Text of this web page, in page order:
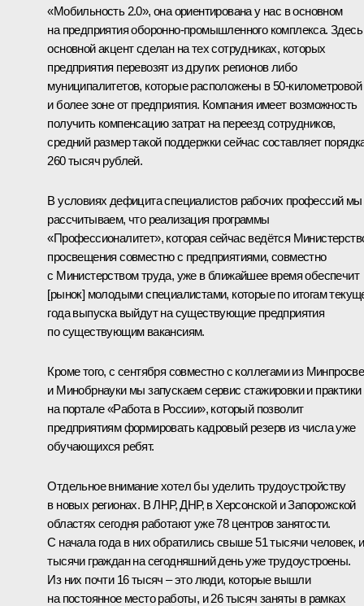
«Мобильность 2.0», она ориентирована у нас в основном
на предприятия оборонно-промышленного комплекса. Здесь
основной акцент сделан на тех сотрудниках, которых
предприятия перевозят из других регионов либо
муниципалитетов, которые расположены в 50-километровой
и более зоне от предприятия. Компания имеет возможность
получить компенсацию затрат на переезд сотрудников,
средний размер такой поддержки сейчас составляет
260 тысяч рублей.
В условиях дефицита специалистов рабочих профессий мы
рассчитываем, что реализация программы
«Профессионалитет», которая сейчас ведётся
просвещения совместно с предприятиями, совместно
с Министерством труда, уже в ближайшее время обеспечит
[рынок] молодыми специалистами, которые по итогам
года выпуска выйдут на существующие предприятия
по существующим вакансиям.
Кроме того, с сентября совместно с коллегами из
и Минобрнауки мы запускаем сервис стажировки и практики
на портале «Работа в России», который позволит
предприятиям формировать кадровый резерв из числа уже
обучающихся ребят.
Отдельное внимание хотел бы уделить трудоустройству
в новых регионах. В ЛНР, ДНР, в Херсонской и Запорожской
областях сегодня работают уже 78 центров занятости.
С начала года в них обратились свыше 51 тысячи человек,
тысячи граждан на сегодняшний день уже трудоустроены.
Из них почти 16 тысяч – это люди, которые вышли
на постоянное место работы, и 26 тысяч заняты в рамках